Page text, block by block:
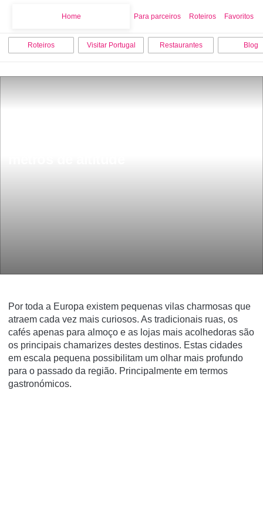
Home Para parceiros Roteiros Favoritos
Roteiros Visitar Portugal Restaurantes Blog
Por toda a Europa existem pequenas vilas charmosas que
atraem cada vez mais curiosos. As tradicionais ruas, os
cafés apenas para almoço e as lojas mais acolhedoras são
os principais chamarizes destes destinos. Estas cidades
em escala pequena possibilitam um olhar mais profundo
para o passado da região. Principalmente em termos
gastronómicos.